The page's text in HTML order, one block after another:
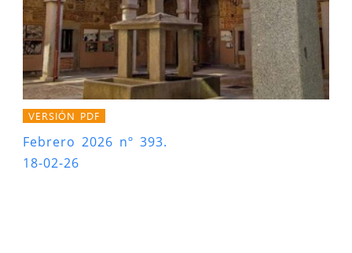
VERSIÓN PDF
Febrero 2026 nº 393.
18-02-26